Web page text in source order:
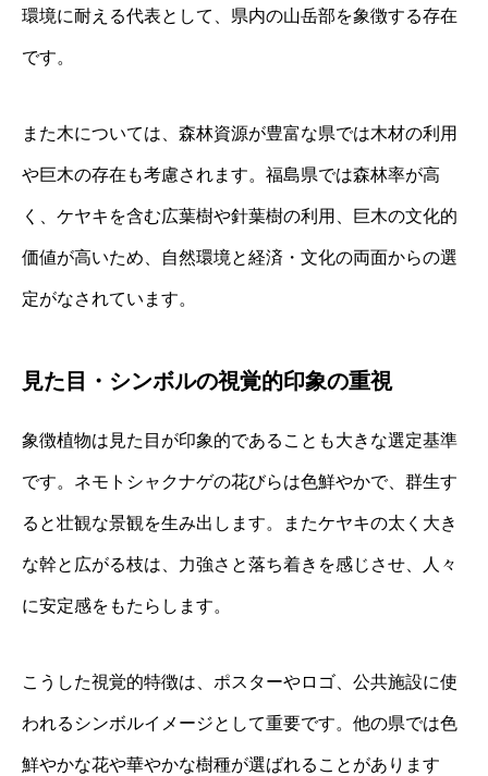
環境に耐える代表として、県内の山岳部を象徴する存在
です。
また木については、森林資源が豊富な県では木材の利用
や巨木の存在も考慮されます。福島県では森林率が高
く、ケヤキを含む広葉樹や針葉樹の利用、巨木の文化的
価値が高いため、自然環境と経済・文化の両面からの選
定がなされています。
見た目・シンボルの視覚的印象の重視
象徴植物は見た目が印象的であることも大きな選定基準
です。ネモトシャクナゲの花びらは色鮮やかで、群生す
ると壮観な景観を生み出します。またケヤキの太く大き
な幹と広がる枝は、力強さと落ち着きを感じさせ、人々
に安定感をもたらします。
こうした視覚的特徴は、ポスターやロゴ、公共施設に使
われるシンボルイメージとして重要です。他の県では色
鮮やかな花や華やかな樹種が選ばれることがあります